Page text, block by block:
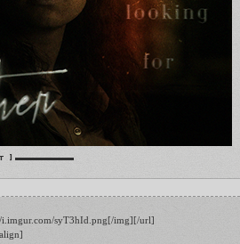
] ▬▬▬▬▬▬
syT3hId.png[/img][/url]